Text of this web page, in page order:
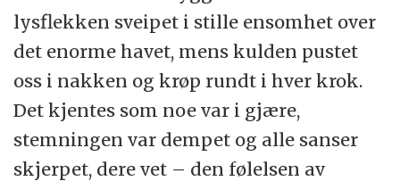
lysflekken sveipet i stille ensomhet over
det enorme havet, mens kulden pustet
oss i nakken og krøp rundt i hver krok.
Det kjentes som noe var i gjære,
stemningen var dempet og alle sanser
skjerpet, dere vet – den følelsen av